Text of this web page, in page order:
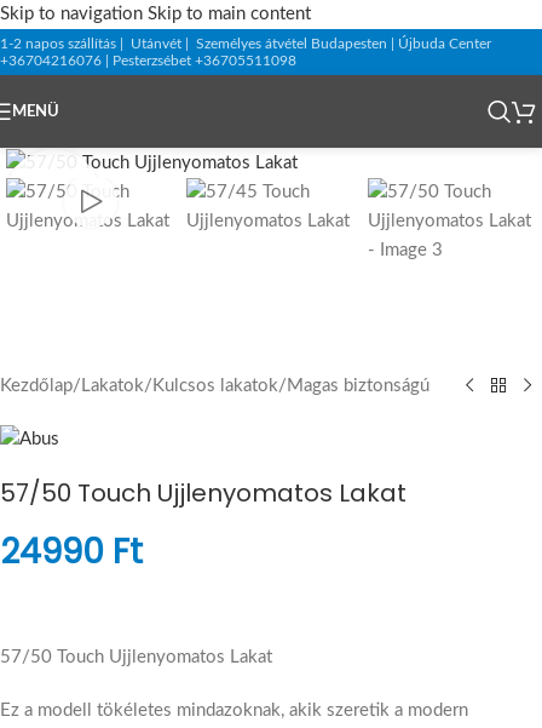
Skip to navigation Skip to main content
1-2 napos szállítás | Utánvét | Személyes átvétel Budapesten | Újbuda Center
+36704216076 | Pesterzsébet +36705511098
MENÜ
Kezdőlap/ Lakatok/ Kulcsos lakatok/ Magas biztonságú
57/50 Touch Ujjlenyomatos Lakat
24990 Ft
57/50 Touch Ujjlenyomatos Lakat
Ez a modell tökéletes mindazoknak, akik szeretik a modern